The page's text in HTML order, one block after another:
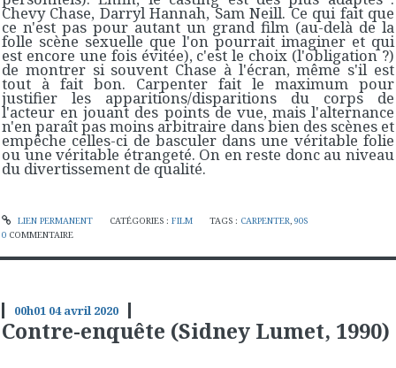
Chevy Chase, Darryl Hannah, Sam Neill. Ce qui fait que
ce n'est pas pour autant un grand film (au-delà de la
folle scène sexuelle que l'on pourrait imaginer et qui
est encore une fois évitée), c'est le choix (l'obligation ?)
de montrer si souvent Chase à l'écran, même s'il est
tout à fait bon. Carpenter fait le maximum pour
justifier les apparitions/disparitions du corps de
l'acteur en jouant des points de vue, mais l'alternance
n'en paraît pas moins arbitraire dans bien des scènes et
empêche celles-ci de basculer dans une véritable folie
ou une véritable étrangeté. On en reste donc au niveau
du divertissement de qualité.
LIEN PERMANENT CATÉGORIES : FILM TAGS : CARPENTER,90S
0 COMMENTAIRE
00h01 04 avril 2020
Contre-enquête (Sidney Lumet, 1990)